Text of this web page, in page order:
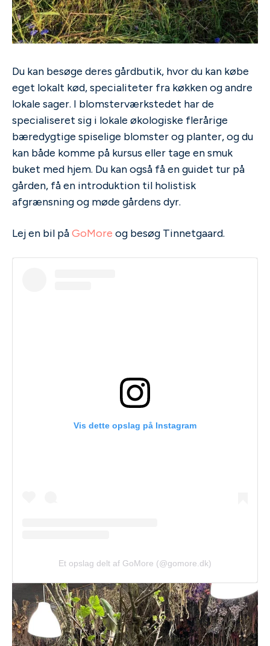
Du kan besøge deres gårdbutik, hvor du kan købe
eget lokalt kød, specialiteter fra køkken og andre
lokale sager. I blomsterværkstedet har de
specialiseret sig i lokale økologiske flerårige
bæredygtige spiselige blomster og planter, og du
kan både komme på kursus eller tage en smuk
buket med hjem. Du kan også få en guidet tur på
gården, få en introduktion til holistisk
afgrænsning og møde gårdens dyr.
Lej en bil påGoMore og besøg Tinnetgaard.
Vis dette opslag på Instagram
Et opslag delt af GoMore (@gomore.dk)